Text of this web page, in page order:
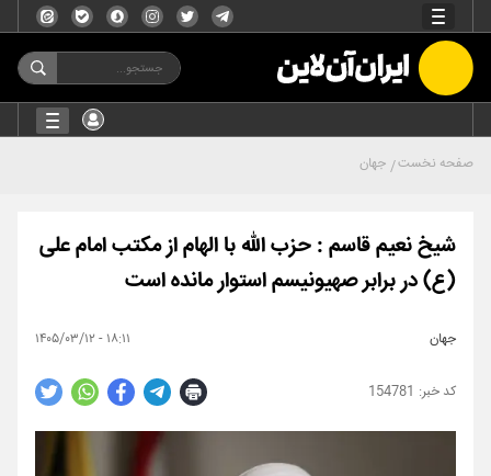
صفحه نخست جهان
شیخ نعیم قاسم : حزب الله با الهام از مکتب امام علی
(ع) در برابر صهیونیسم استوار مانده است
جهان ۱۸:۱۱ - ۱۴۰۵/۰۳/۱۲
154781